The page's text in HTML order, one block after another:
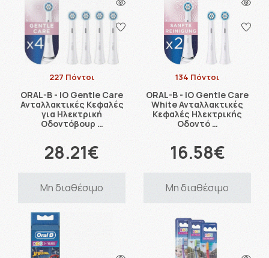
227 Πόντοι
ORAL-B - iO Gentle Care
Ανταλλακτικές Κεφαλές
για Ηλεκτρική
Οδοντόβουρ …
28.21€
Μη διαθέσιμο
134 Πόντοι
ORAL-B - iO Gentle Care
White Ανταλλακτικές
Κεφαλές Ηλεκτρικής
Οδοντό …
16.58€
Μη διαθέσιμο